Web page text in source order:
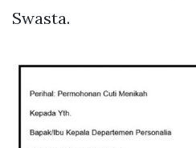
Swasta.